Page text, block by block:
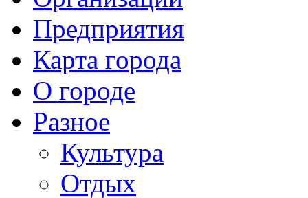
Предприятия
Карта города
О городе
Разное
Культура
Отдых